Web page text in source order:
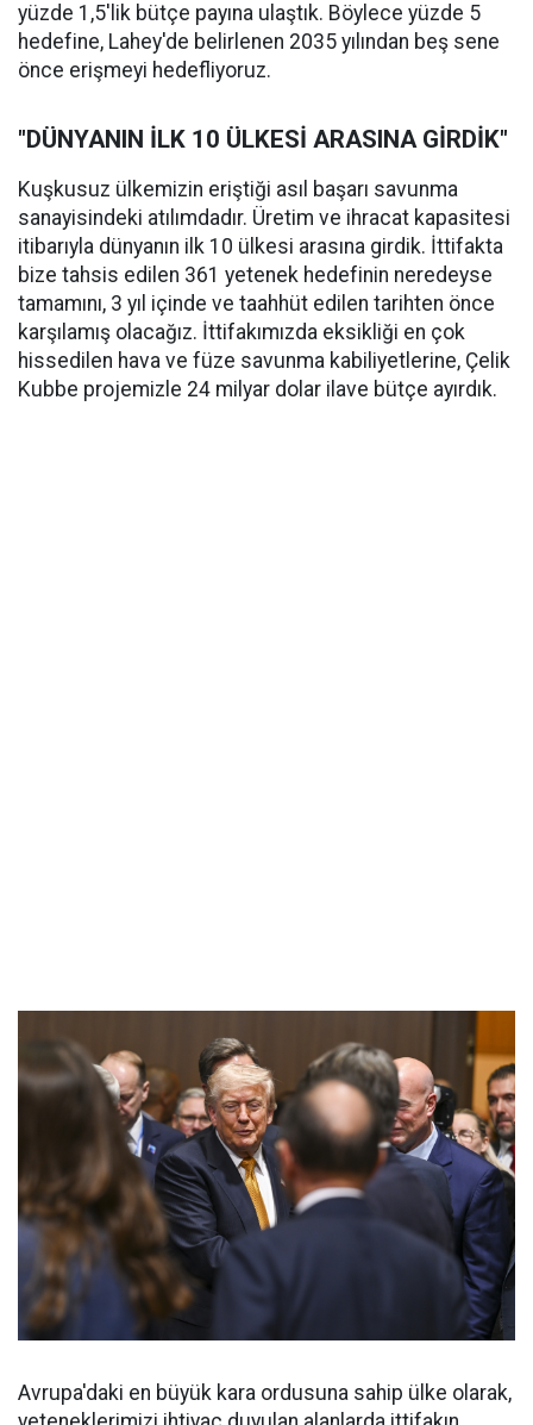
yüzde 1,5'lik bütçe payına ulaştık. Böylece yüzde 5
hedefine, Lahey'de belirlenen 2035 yılından beş sene
önce erişmeyi hedefliyoruz.
"DÜNYANIN İLK 10 ÜLKESİ ARASINA GİRDİK"
Kuşkusuz ülkemizin eriştiği asıl başarı savunma
sanayisindeki atılımdadır. Üretim ve ihracat kapasitesi
itibarıyla dünyanın ilk 10 ülkesi arasına girdik. İttifakta
bize tahsis edilen 361 yetenek hedefinin neredeyse
tamamını, 3 yıl içinde ve taahhüt edilen tarihten önce
karşılamış olacağız. İttifakımızda eksikliği en çok
hissedilen hava ve füze savunma kabiliyetlerine, Çelik
Kubbe projemizle 24 milyar dolar ilave bütçe ayırdık.
Avrupa'daki en büyük kara ordusuna sahip ülke olarak,